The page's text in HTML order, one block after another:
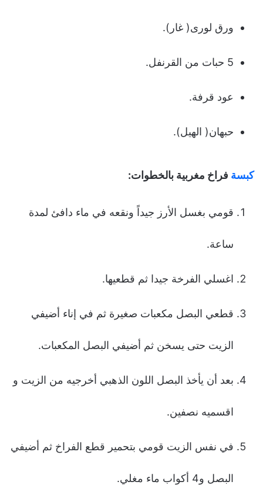
ورق لورى( غار).
5 حبات من القرنفل.
عود قرفة.
حبهان( الهيل).
كبسة فراخ مغربية بالخطوات:
قومي بغسل الأرز جيداً ونقعه في ماء دافئ لمدة
ساعة.
اغسلي الفرخة جيدا ثم قطعيها.
قطعي البصل مكعبات صغيرة ثم في إناء أضيفي
الزيت حتى يسخن ثم أضيفي البصل المكعبات.
بعد أن يأخذ البصل اللون الذهبي أخرجيه من الزيت و
اقسميه نصفين.
في نفس الزيت قومي بتحمير قطع الفراخ ثم أضيفي
البصل و4 أكواب ماء مغلي.